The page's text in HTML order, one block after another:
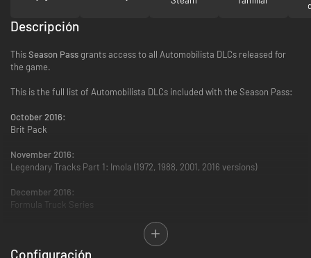
Descripción
ThisSeason Passgrants access to all Automobilista DLCs released for
the game.
This is the full list of Automobilista DLCs included with the Season Pass:
October 2016:
Brit Pack
November 2016:
Legendary Tracks Part 1: Imola (1972, 1988, 2001, 2016 versions)
December 2016:
Formula Truck Series
Legendary Tracks Part 2 - Adelaide Street Course (1988, 2016 versions)
Configuración